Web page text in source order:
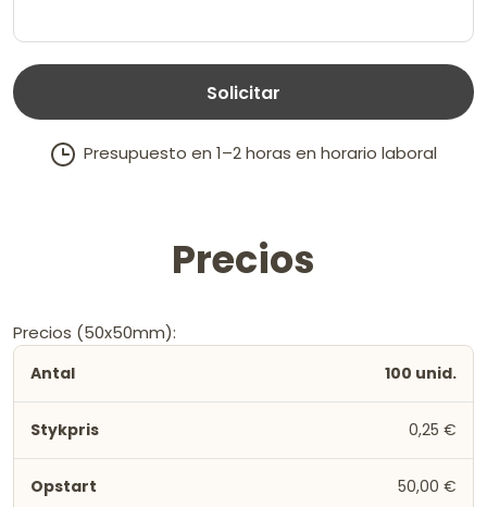
Solicitar
Presupuesto en 1–2 horas en horario laboral
Precios
Precios (50x50mm):
100 unid.
0,25 €
50,00 €